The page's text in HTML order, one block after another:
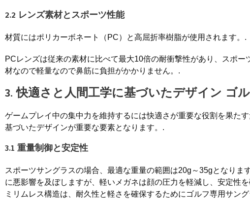
2.2 レンズ素材とスポーツ性能
材質にはポリカーボネート（PC）と高屈折率樹脂が使用されます。.
PCレンズは従来の素材に比べて最大10倍の耐衝撃性があり、スポ
材なので軽量なので鼻筋に負担がかかりません。.
3. 快適さと人間工学に基づいたデザイン ゴ
ゲームプレイ中の集中力を維持するには快適さが重要な役割を果た
基づいたデザインが重要な要素となります。.
3.1 重量制御と安定性
スポーツサングラスの場合、最適な重量の範囲は20g～35gとなりま
に悪影響を及ぼしますが、軽いメガネは顔の圧力を軽減し、安定性
ミリムレス構造は、耐久性と軽さを確保するためにゴルフ専用サン